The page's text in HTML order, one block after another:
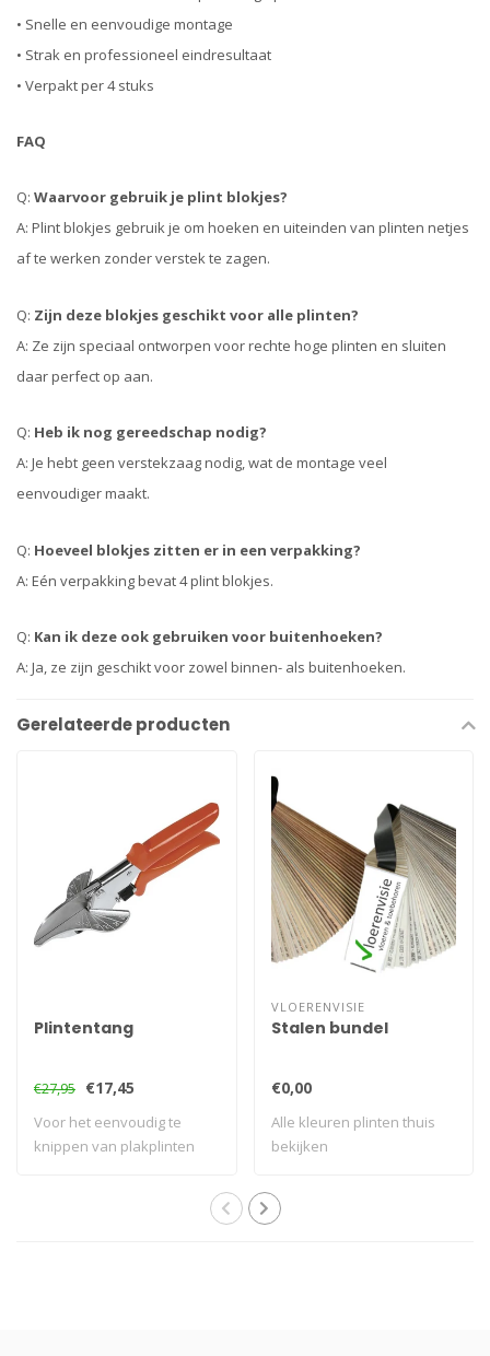
• Snelle en eenvoudige montage
• Strak en professioneel eindresultaat
• Verpakt per 4 stuks
FAQ
Q: Waarvoor gebruik je plint blokjes?
A: Plint blokjes gebruik je om hoeken en uiteinden van plinten netjes
af te werken zonder verstek te zagen.
Q: Zijn deze blokjes geschikt voor alle plinten?
A: Ze zijn speciaal ontworpen voor rechte hoge plinten en sluiten
daar perfect op aan.
Q: Heb ik nog gereedschap nodig?
A: Je hebt geen verstekzaag nodig, wat de montage veel
eenvoudiger maakt.
Q: Hoeveel blokjes zitten er in een verpakking?
A: Eén verpakking bevat 4 plint blokjes.
Q: Kan ik deze ook gebruiken voor buitenhoeken?
A: Ja, ze zijn geschikt voor zowel binnen- als buitenhoeken.
Gerelateerde producten
Plintentang
€27,95 €17,45
Voor het eenvoudig te
knippen van plakplinten
VLOERENVISIE
Stalen bundel
€0,00
Alle kleuren plinten thuis
bekijken